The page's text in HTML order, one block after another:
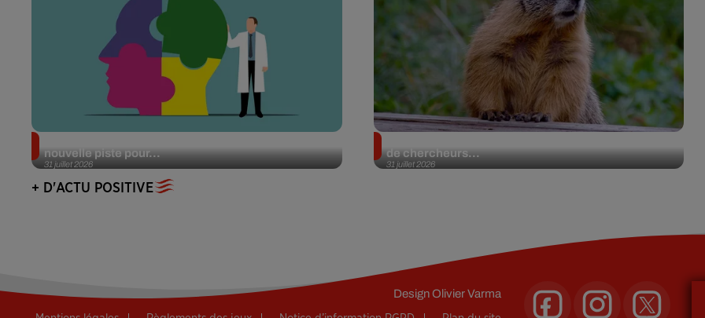
31 juillet 2026
nouvelle piste pour...
31 juillet 2026
de chercheurs...
+ D'ACTU POSITIVE
DesignOlivier Varma